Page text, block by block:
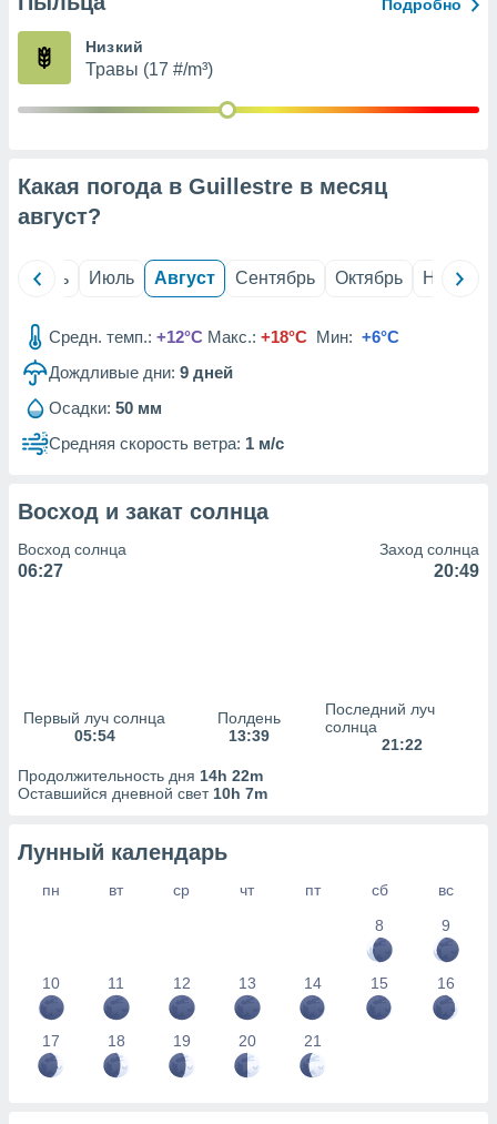
из
рекламы
сведения
Подробно
Низкий
Травы (17 #/m³)
Какая погода в Guillestre в месяц
август?
Июнь Июль Август Сентябрь Октябрь Ноябрь
Средн. темп.: +12°C Макс.: +18°C Мин: +6°C
Дождливые дни: 9 дней
Осадки: 50 мм
Средняя скорость ветра: 1 м/с
Восход и закат солнца
Восход солнца
06:27
Заход солнца
20:49
Первый луч солнца
05:54
Полдень
13:39
Последний луч
солнца
21:22
Продолжительность дня 14h 22m
Оставшийся дневной свет 10h 7m
Лунный календарь
пн вт ср чт пт сб
вс
8
9
10 11 12 13 14 15 16
17 18 19 20 21